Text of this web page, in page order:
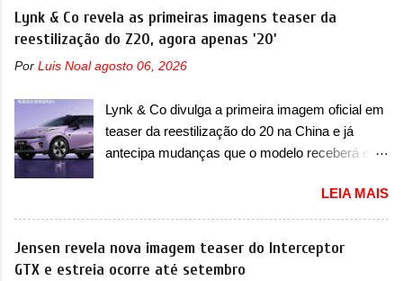
foi marcava pelos franceses, alemães,
japoneses e coreanos que chegaram
arrancando corações em nosso mercado. Os
vendas em 1994 foram o Renault R19 que
vinha em 3 versões de carroceria, sendo duas
do hatch e o sedan, a famosa Kia Besta, o Vol...
consumidores. Trata-se do Dune, um cupê
superesportivo que terá uma proposta off-road
assim como outros esportivos recentemente
tiveram, como o Porsche 911 Dakar e o...
italiano tem grande parte no desenvolvimento
do Dune. Baseado no Huracán, o Dune nasce
com uma proposta similar ao que a marca
imagens, a marca já confirmou que o Dune será
um carro muito exclusivo. Ao todo, serão
Lynk & Co revela as primeiras imagens teaser da
reestilização do Z20, agora apenas '20'
Por Luis Noal agosto 06, 2026
Lynk & Co divulga a primeira imagem oficial em
teaser da reestilização do 20 na China e já
antecipa mudanças que o modelo receberá em
apresentar na China as primeiras mudanças
para o Z20, um misto de hatch com SUV que é
vendido no mercado chinês desde o
lançamento, em 2024. Agora, o modelo passará
LEIA MAIS
Jensen revela nova imagem teaser do Interceptor
GTX e estreia ocorre até setembro